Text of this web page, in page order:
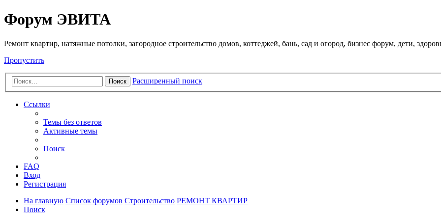
Регистрация
Форум ЭВИТА
Ремонт квартир, натяжные потолки, загородное строительство домов, коттеджей, бань, сад и огород, бизнес форум, дети,
Пропустить
Поиск Расширенный поиск
Ссылки
Темы без ответов
Активные темы
Поиск
FAQ
Вход
Регистрация
На главную Список форумов Строительство РЕМОНТ КВАРТИР
Поиск